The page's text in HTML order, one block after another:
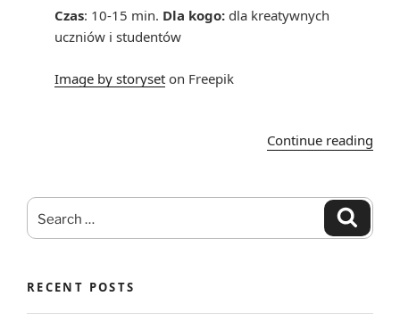
Czas: 10-15 min. Dla kogo: dla kreatywnych
uczniów i studentów
Image by storyset on Freepik
Continue reading
–
Search
for:
Search
RECENT POSTS